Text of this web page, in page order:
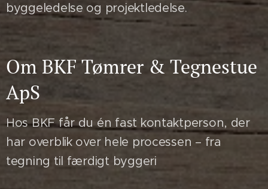
byggeledelse og projektledelse.
Om BKF Tømrer & Tegnestue
ApS
Hos BKF får du én fast kontaktperson, der
har overblik over hele processen – fra
tegning til færdigt byggeri